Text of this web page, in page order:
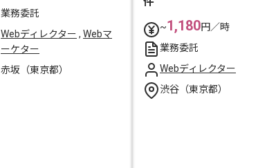
業務委託
Webディレクター , Webマ
ーケター
赤坂（東京都）
~1,180円／時
業務委託
Webディレクター
渋谷（東京都）